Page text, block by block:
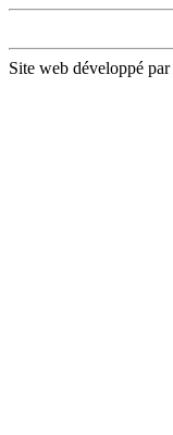
Site web développé par